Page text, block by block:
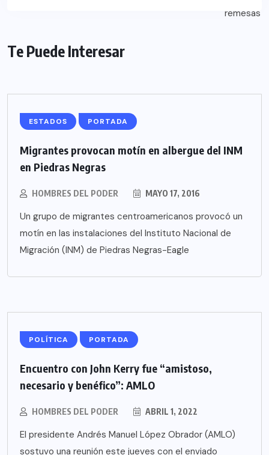
Te Puede Interesar
ESTADOS PORTADA
Migrantes provocan motín en albergue del INM
en Piedras Negras
HOMBRES DEL PODER MAYO 17, 2016
Un grupo de migrantes centroamericanos provocó un
motín en las instalaciones del Instituto Nacional de
Migración (INM) de Piedras Negras-Eagle
POLÍTICA PORTADA
Encuentro con John Kerry fue “amistoso,
necesario y benéfico”: AMLO
HOMBRES DEL PODER ABRIL 1, 2022
El presidente Andrés Manuel López Obrador (AMLO)
sostuvo una reunión este jueves con el enviado